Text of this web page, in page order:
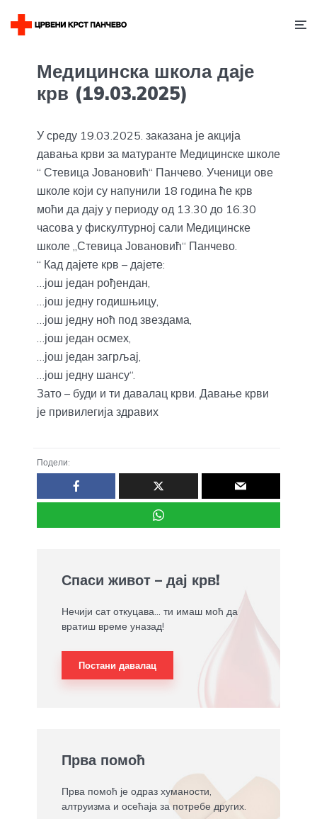
Медицинска школа даје
крв (19.03.2025)
У среду 19.03.2025. заказана је акција
давања крви за матуранте Медицинске школе
“ Стевица Јовановић“ Панчево. Ученици ове
школе који су напунили 18 година ће крв
моћи да дају у периоду од 13.30 до 16.30
часова у фискултурној сали Медицинске
школе „Стевица Јовановић“ Панчево.
“ Кад дајете крв – дајете:
…још један рођендан,
…још једну годишњицу,
…још једну ноћ под звездама,
…још један осмех,
…још један загрљај,
…још једну шансу“.
Зато – буди и ти давалац крви. Давање крви
је привилегија здравих
Подели:
Спаси живот – дај крв!
Нечији сат откуцава... ти имаш моћ да
вратиш време уназад!
Постани давалац
Прва помоћ
Прва помоћ је одраз хуманости,
алтруизма и осећаја за потребе других.